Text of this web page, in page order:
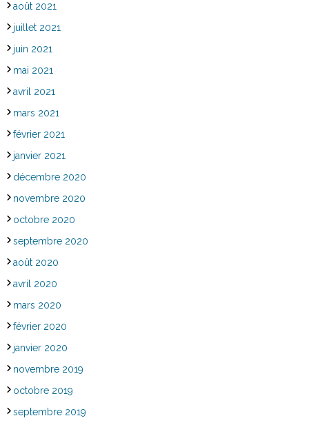
août 2021
juillet 2021
juin 2021
mai 2021
avril 2021
mars 2021
février 2021
janvier 2021
décembre 2020
novembre 2020
octobre 2020
septembre 2020
août 2020
avril 2020
mars 2020
février 2020
janvier 2020
novembre 2019
octobre 2019
septembre 2019